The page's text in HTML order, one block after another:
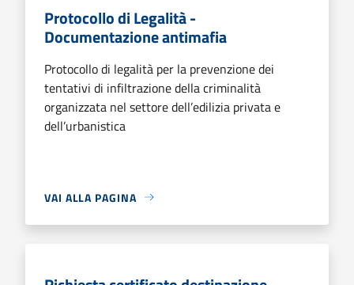
Protocollo di Legalità -
Documentazione antimafia
Protocollo di legalità per la prevenzione dei
tentativi di infiltrazione della criminalità
organizzata nel settore dell’edilizia privata e
dell’urbanistica
VAI ALLA PAGINA